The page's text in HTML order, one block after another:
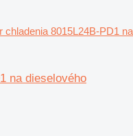
chladenia 8015L24B-PD1 na
na dieselového